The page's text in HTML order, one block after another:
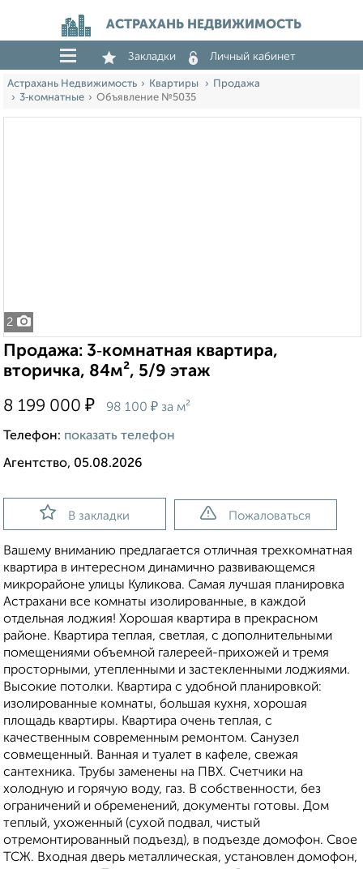
АСТРАХАНЬ НЕДВИЖИМОСТЬ
Закладки Личный кабинет
Астрахань Недвижимость Квартиры
Продажа
3‑комнатные
Объявление №5035
2
Продажа: 3‑комнатная квартира,
вторичка, 84м², 5/9 этаж
8 199 000 ₽ 98 100 ₽ за м²
Телефон: показать телефон
Агентство, 05.08.2026
В закладки Пожаловаться
Вашему вниманию предлагается отличная трехкомнатная
квартира в интересном динамично развивающемся
микрорайоне улицы Куликова. Самая лучшая планировка
Астрахани все комнаты изолированные, в каждой
отдельная лоджия! Хорошая квартира в прекрасном
районе. Квартира теплая, светлая, с дополнительными
помещениями объемной галереей-прихожей и тремя
просторными, утепленными и застекленными лоджиями.
Высокие потолки. Квартира с удобной планировкой:
изолированные комнаты, большая кухня, хорошая
площадь квартиры. Квартира очень теплая, с
качественным современным ремонтом. Санузел
совмещенный. Ванная и туалет в кафеле, свежая
сантехника. Трубы заменены на ПВХ. Счетчики на
холодную и горячую воду, газ. В собственности, без
ограничений и обременений, документы готовы. Дом
теплый, ухоженный (сухой подвал, чистый
отремонтированный подъезд), в подъезде домофон. Свое
ТСЖ. Входная дверь металлическая, установлен домофон,